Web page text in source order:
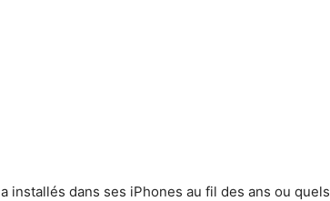
installés dans ses iPhones au fil des ans ou quels